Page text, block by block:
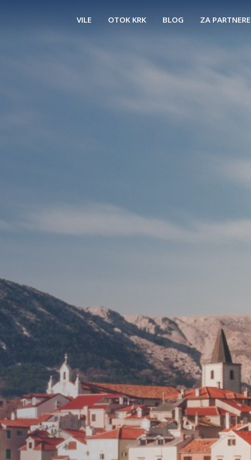
VILE OTOK KRK BLOG ZA PARTNERE